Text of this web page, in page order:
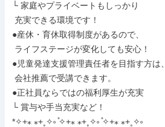
└ 家庭やプライベートもしっかり
●産休・育休取得制度があるので、
●児童発達支援管理責任者を目指す方は、
●正社員ならではの福利厚生が充実
└ 賞与や手当充実など！
*✧+⁎ ⁎+˳✧༚ ̊✧+⁎ ⁎+˳✧༚ ̊✧+⁎ ⁎+˳✧༚